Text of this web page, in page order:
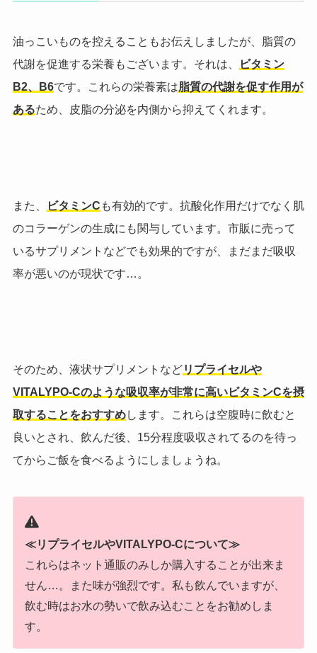
油っこいものを控えることもお伝えしましたが、脂質の
代謝を促進する栄養もございます。それは、
ビタミン
B2、B6です。これらの栄養素は脂質の代謝を促す作用が
あるため、皮脂の分泌を内側から抑えてくれます。
また、 ビタミンC も有効的です。抗酸化作用だけでなく肌
のコラーゲンの生成にも関与しています。市販に売って
いるサプリメントなどでも効果的ですが、まだまだ吸収
率が悪いのが現状です…。
そのため、液状サプリメントなどリプライセルや
VITALYPO-Cのような吸収率が非常に高いビタミンCを摂
取することをおすすめします。これらは空腹時に飲むと
良いとされ、飲んだ後、15分程度吸収されてるのを待っ
てからご飯を食べるようにしましょうね。
≪リプライセルやVITALYPO-Cについて≫
これらはネット通販のみしか購入することが出来ま
せん…。また味が強烈です。私も飲んでいますが、
飲む時はお水の勢いで飲み込むことをお勧めしま
す。